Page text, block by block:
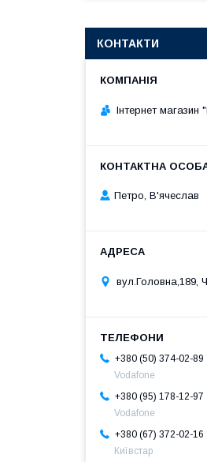
КОНТАКТИ
Інтернет
Петро, В'ячеслав
вул.Головна,189,
+380 (50) 374-02-89
Vodafone
+380 (95) 178-12-97
Vodafone
+380 (67) 372-02-16
Київстар